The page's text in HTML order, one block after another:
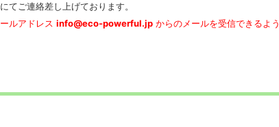
てご連絡差し上げております。
ルアドレス info@eco-powerful.jp からのメールを受信できるよう